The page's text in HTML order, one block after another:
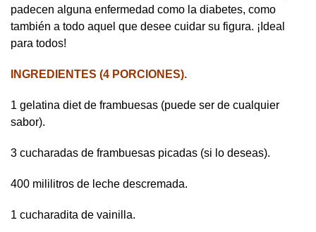
padecen alguna enfermedad como la diabetes, como
también a todo aquel que desee cuidar su figura. ¡Ideal
para todos!
INGREDIENTES (4 PORCIONES).
1 gelatina diet de frambuesas (puede ser de cualquier
sabor).
3 cucharadas de frambuesas picadas (si lo deseas).
400 mililitros de leche descremada.
1 cucharadita de vainilla.